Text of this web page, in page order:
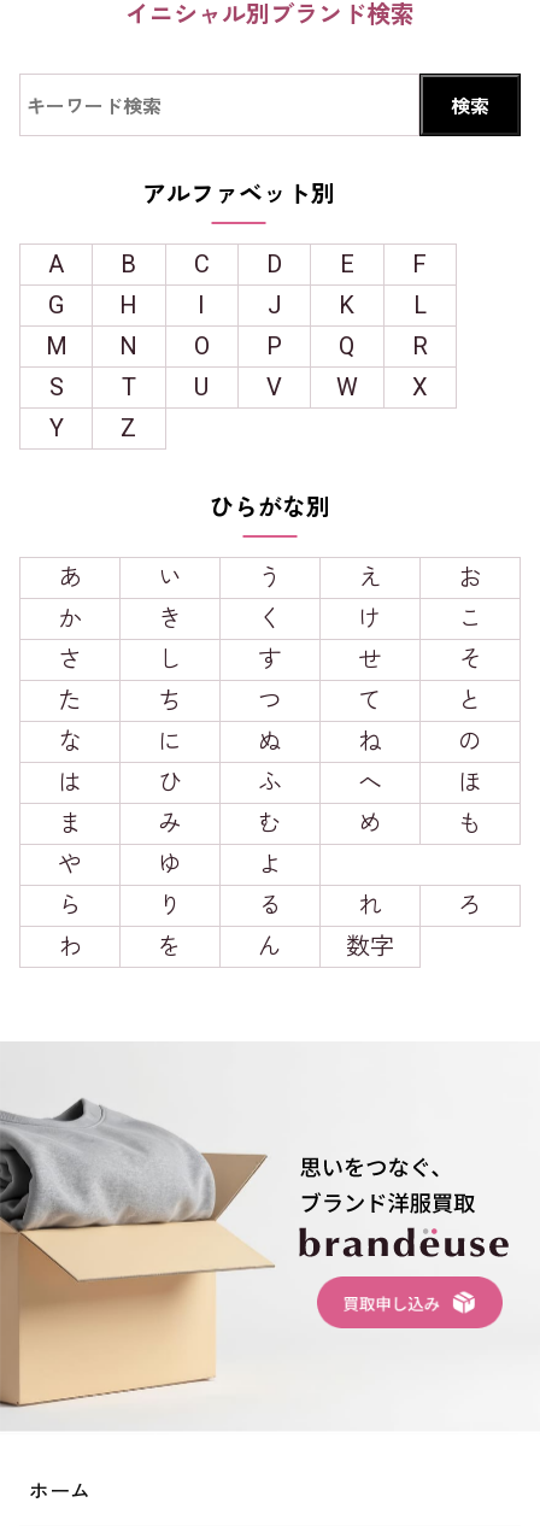
イニシャル別ブランド検索
アルファベット別
A B C D E
F
G
H I J K
L
M
N O P Q
R
S
T U V W
X
Y
Z
ひらがな別
あ い う え
お
か
き く け
こ
さ
し す せ
そ
た
ち つ て
と
な
に ぬ ね
の
は
ひ ふ へ
ほ
ま
み む め
も
や
ゆ
よ
ら
り る れ
ろ
わ
を ん 数字
ホーム